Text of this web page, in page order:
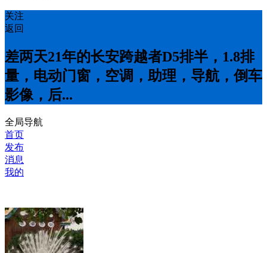
关注
返回
差两天21年的长安跨越者D5排半，1.8排
量，电动门窗，空调，助理，导航，倒车
影像，后...
全局导航
首页
发布
消息
我的